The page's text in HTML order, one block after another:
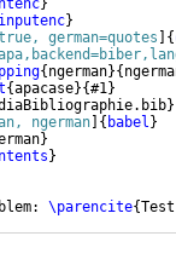
}
inputenc}
german=quotes {
{ ngerman}{
{apacase}{#1}
}
ngerman { babel }
}
}
\parencite{